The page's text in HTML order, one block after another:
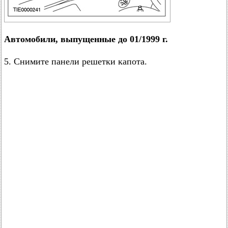
Автомобили, выпущенные до 01/1999 г.
5. Снимите панели решетки капота.